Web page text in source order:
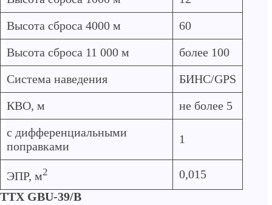
Высота сброса 4000 м
60
Высота сброса 11 000 м
более 100
Система наведения
БИНС/GPS
КВО, м
не более 5
с дифференциальными
поправками
1
ЭПР, м2
0,015
ТТХ GBU-39/B